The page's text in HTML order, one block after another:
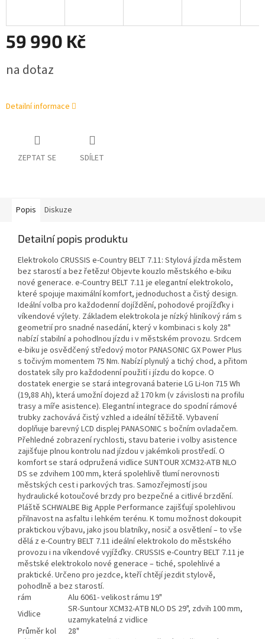
59 990 Kč
cena:
na dotaz
Detailní informace
ZEPTAT SE SDÍLET
Popis Diskuze
Detailní popis produktu
Elektrokolo CRUSSIS e-Country BELT 7.11: Stylová jízda městem
bez starostí a bez řetězu! Objevte kouzlo městského e-biku
nové generace. e-Country BELT 7.11 je elegantní elektrokolo,
které spojuje maximální komfort, jednoduchost a čistý design.
Ideální volba pro každodenní dojíždění, pohodové projížďky i
víkendové výlety. Základem elektrokola je nízký hliníkový rám s
geometrií pro snadné nasedání, který v kombinaci s koly 28"
nabízí stabilní a pohodlnou jízdu i v městském provozu. Srdcem
e-biku je osvědčený středový motor PANASONIC GX Power Plus
s točivým momentem 75 Nm. Nabízí plynulý a tichý chod, a přitom
dostatek síly pro každodenní použití i jízdu do kopce. O
dostatek energie se stará integrovaná baterie LG Li-Ion 715 Wh
(19,88 Ah), která umožní dojezd až 170 km (v závislosti na profilu
trasy a míře asistence). Elegantní integrace do spodní rámové
trubky zachovává čistý vzhled a ideální těžiště. Vybavení
doplňuje barevný LCD displej PANASONIC s bočním ovladačem.
Přehledné zobrazení rychlosti, stavu baterie i volby asistence
zajišťuje plnou kontrolu nad jízdou v jakémkoli prostředí. O
komfort se stará odpružená vidlice SUNTOUR XCM32-ATB NLO
DS se zdvihem 100 mm, která spolehlivě tlumí nerovnosti
městských cest i parkových tras. Samozřejmostí jsou
hydraulické kotoučové brzdy pro bezpečné a citlivé brzdění.
Pláště SCHWALBE Big Apple Performance zajišťují spolehlivou
přilnavost na asfaltu i lehkém terénu. K tomu možnost dokoupit
praktickou výbavu, jako jsou blatníky, nosič a osvětlení – to vše
dělá z e-Country BELT 7.11 ideální elektrokolo do městského
provozu i na víkendové vyjížďky. CRUSSIS e-Country BELT 7.11 je
městské elektrokolo nové generace – tiché, spolehlivé a
praktické. Určeno pro jezdce, kteří chtějí jezdit stylově,
pohodlně a bez starostí.
rám
Alu 6061- velikost rámu 19"
Vidlice
SR-Suntour XCM32-ATB NLO DS 29", zdvih 100 mm,
uzamykatelná z vidlice
Průměr kol
28"